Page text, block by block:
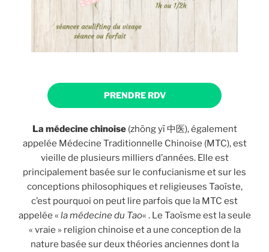
PRENDRE RDV
La médecine chinoise(zhōng yī 中医), également
appelée Médecine Traditionnelle Chinoise (MTC), est
vieille de plusieurs milliers d’années. Elle est
principalement basée sur le confucianisme et sur les
conceptions philosophiques et religieuses Taoïste,
c’est pourquoi on peut lire parfois que la MTC est
appelée « la médecine du Tao« . Le Taoïsme est la seule
« vraie » religion chinoise et a une conception de la
nature basée sur deux théories anciennes dont la